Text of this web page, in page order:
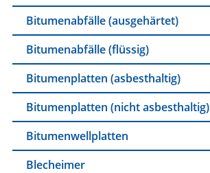
Bitumenabfälle (ausgehärtet)
Bitumenabfälle (flüssig)
Bitumenplatten (asbesthaltig)
Bitumenplatten (nicht asbesthaltig)
Bitumenwellplatten
Blecheimer